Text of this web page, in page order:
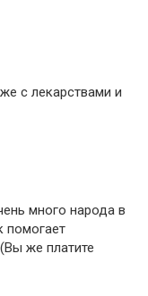
с лекарствами и
много народа в
помогает
же платите